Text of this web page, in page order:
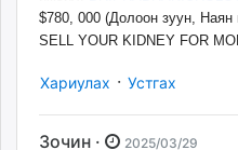
$780, 000 (Долоон зуун,
SELL YOUR KIDNEY FOR
Хариулах · Устгах
Зочин · 2025/03/29